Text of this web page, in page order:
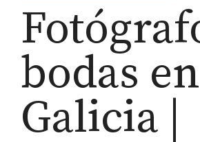
bodas en
Galicia |